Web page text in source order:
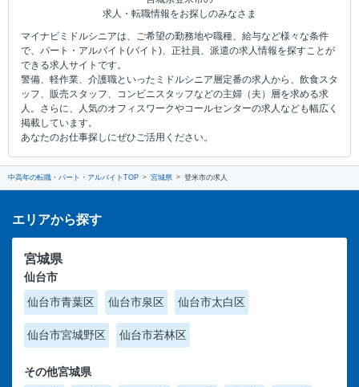
求人・転職情報をお探しのみなさま
マイナビミドルシニアは、ご希望の勤務地や職種、給与など様々な条件
で、パート・アルバイト(バイト)、正社員、派遣の求人情報を探すことが
できる求人サイトです。
警備、軽作業、介護職といったミドルシニア層定番の求人から、飲食スタ
ッフ、販売スタッフ、コンビニスタッフなどの主婦（夫）層を求める求
人。さらに、人気のオフィスワークやコールセンターの求人なども幅広く
掲載しています。
あなたのお仕事探しにぜひご活用ください。
中高年の転職・パート・アルバイトTOP 宮城県 登米市の求人
エリアから探す
宮城県
仙台市
仙台市青葉区
仙台市泉区 仙台市太白区
仙台市宮城野区 仙台市若林区
その他宮城県